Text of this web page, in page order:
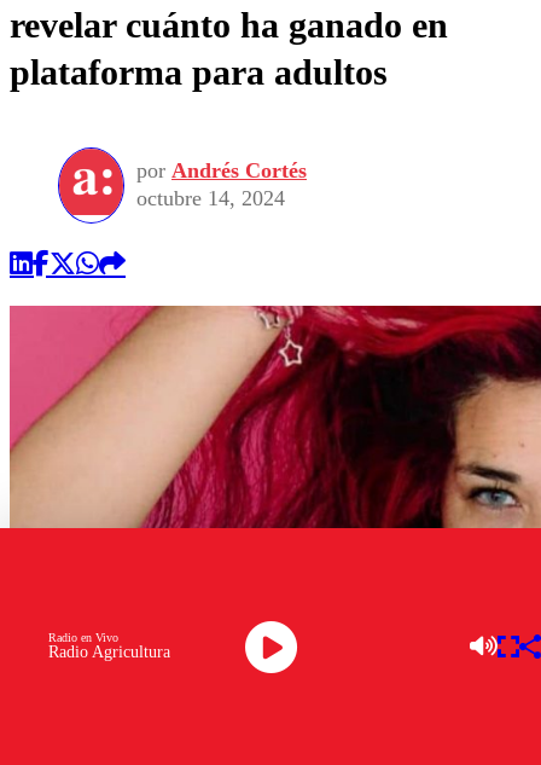
revelar cuánto ha ganado en
plataforma para adultos
por Andrés Cortés
octubre 14, 2024
Radio Agricultura
Radio en Vivo